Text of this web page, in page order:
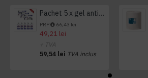
Pachet 5 x gel antibacterian 50ml si 3 x Servetele antibacteriene 48 buc Hygienium
PRP 66,43 lei
49,21 lei
+ TVA
59,54 lei TVA inclus